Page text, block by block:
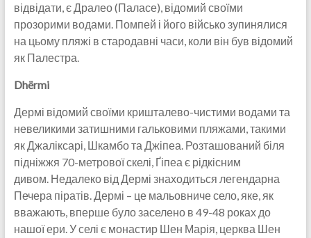
відвідати, є Дралео (Паласе), відомий своїми
прозорими водами. Помпей і його військо зупинялися
на цьому пляжі в стародавні часи, коли він був відомий
як Палестра.
Dhërmi
Дермі відомий своїми кришталево-чистими водами та
невеликими затишними гальковими пляжами, такими
як Джаліксарі, Шкамбо та Джіпеа. Розташований біля
підніжжя 70-метрової скелі, Ґіпеа є рідкісним
дивом. Недалеко від Дермі знаходиться легендарна
Печера піратів. Дермі – це мальовниче село, яке, як
вважають, вперше було заселено в 49-48 роках до
нашої ери. У селі є монастир Шен Марія, церква Шен